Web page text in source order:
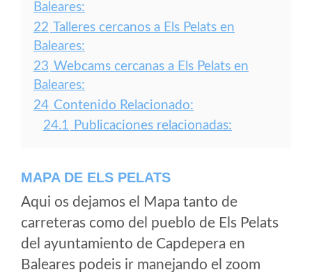
Baleares:
22 Talleres cercanos a Els Pelats en
Baleares:
23 Webcams cercanas a Els Pelats en
Baleares:
24 Contenido Relacionado:
24.1 Publicaciones relacionadas:
MAPA DE ELS PELATS
Aqui os dejamos el Mapa tanto de
carreteras como del pueblo de Els Pelats
del ayuntamiento de Capdepera en
Baleares podeis ir manejando el zoom